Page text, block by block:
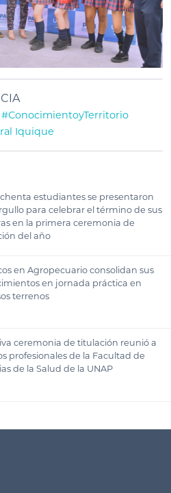
#ConocimientoyTerritorio
Iquique
estudiantes se presentaron
para celebrar el término de sus
en la primera ceremonia de
del año
en Agropecuario consolidan sus
en jornada práctica en
terrenos
ceremonia de titulación reunió a
profesionales de la Facultad de
de la Salud de la UNAP